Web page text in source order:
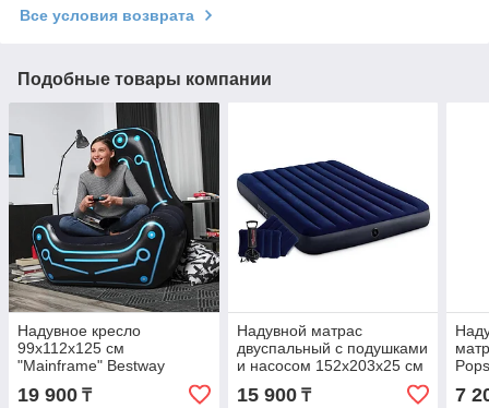
Все условия возврата
Подобные товары компании
Надувное кресло
99х112x125 см
"Mainframe" Bestway
19 900 ₸
Надувной матрас
двуспальный с подушками
и насосом 152х203х25 см
Intex 64765
15 900₸ 7